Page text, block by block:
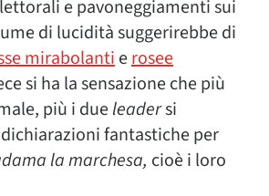
e pavoneggiamenti sui
di lucidità suggerirebbe di
mirabolantierosee
si ha la sensazione che più
più i dueleadersi
fantastiche per
la marchesa, cioè i loro